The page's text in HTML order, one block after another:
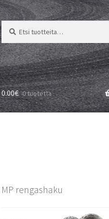
Etsi:
Haku
0.00€ 0 tuotetta
MP rengashaku